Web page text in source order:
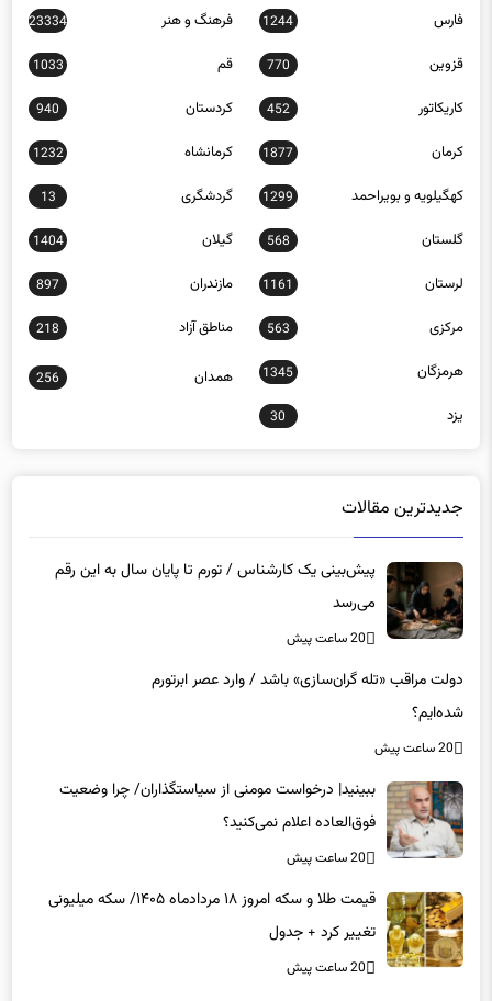
قزوین 770 قم 1033
کاریکاتور 452 کردستان 940
کرمان 1877 کرمانشاه 1232
کهگیلویه و بویراحمد 1299 گردشگری 13
گلستان 568 گیلان 1404
لرستان 1161 مازندران 897
مرکزی 563 مناطق آزاد 218
هرمزگان 1345
256
یزد 30
پیش‌بینی یک کارشناس / تورم تا پایان سال به این رقم
می‌رسد
20 ساعت پیش
دولت مراقب «تله گران‌سازی» باشد / وارد عصر ابرتورم
شده‌ایم؟
20 ساعت پیش
ببینید| درخواست مومنی از سیاستگذاران/ چرا وضعیت
فوق‌العاده اعلام نمی‌کنید؟
20 ساعت پیش
تغییر کرد + جدول
20 ساعت پیش
تغییر عجیب قیمت‌ها در بازار خودرو/ آخرین قیمت سمند،